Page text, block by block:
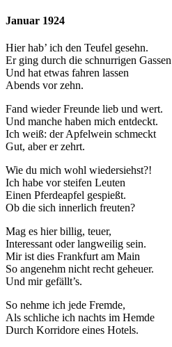
Januar 1924
Hier hab’ ich den Teufel gesehn.
Er ging durch die schnurrigen Gassen
Und hat etwas fahren lassen
Abends vor zehn.
Fand wieder Freunde lieb und wert.
Und manche haben mich entdeckt.
Ich weiß: der Apfelwein schmeckt
Gut, aber er zehrt.
Wie du mich wohl wiedersiehst?!
Ich habe vor steifen Leuten
Einen Pferdeapfel gespießt.
Ob die sich innerlich freuten?
Mag es hier billig, teuer,
Interessant oder langweilig sein.
Mir ist dies Frankfurt am Main
So angenehm nicht recht geheuer.
Und mir gefällt’s.
So nehme ich jede Fremde,
Als schliche ich nachts im Hemde
Durch Korridore eines Hotels.